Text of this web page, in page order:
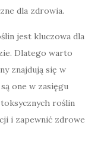
dla zdrowia.
jest kluczowa dla
Dlatego warto
znajdują się w
one w zasięgu
roślin
i zapewnić zdrowe